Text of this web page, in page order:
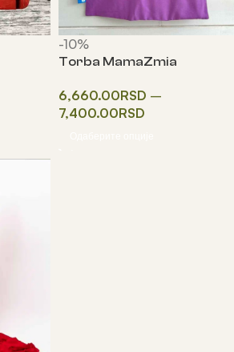
-10%
Torba MamaZmia
6,660.00RSD –
7,400.00RSD